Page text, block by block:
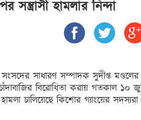
সন্ত্রাসী হামলার নিন্দা
সাধারণ সম্পাদক সুদীপ্ত মণ্ডলের
বিরোধিতা করায় গতকাল
চালিয়েছে কিশোর গ্যাংয়ের